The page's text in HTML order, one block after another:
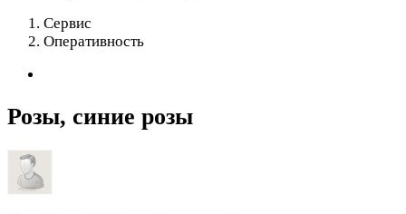
Сервис
Оперативность
Розы, синие розы